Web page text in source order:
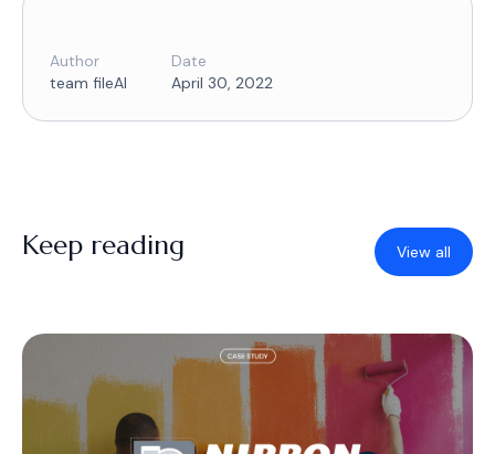
Author
team fileAI
Date
April 30, 2022
View all
Keep reading